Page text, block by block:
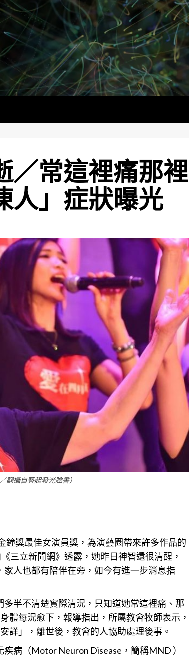
／常這裡痛那裡
人」症狀曝光
翻攝自藝起發光臉書）
鐘獎最佳女演員獎，為演藝圈帶來許多作品的
三立新聞網》透露，她昨日神智還很清醒，
人也都有陪伴在旁，如今有進一步消息指
半不清楚實際清況，只知道她常這裡痛、那
體每況愈下，報導指出，所屬教會牧師表示，
詳」，離世後，教會的人協助處理後事。
病（Motor Neuron Disease，簡稱MND ）